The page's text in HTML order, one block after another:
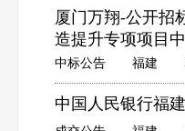
厦门万翔-公开招
造提升专项项目
中标公告 福建
中国人民银行福